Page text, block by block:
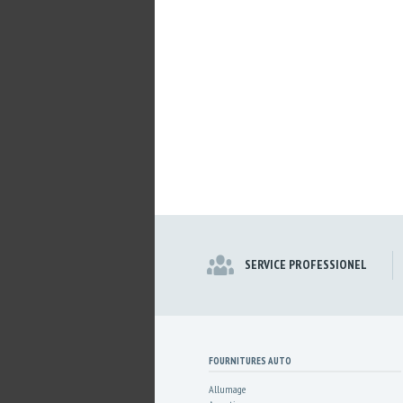
SERVICE PROFESSIONEL
FOURNITURES AUTO
Allumage